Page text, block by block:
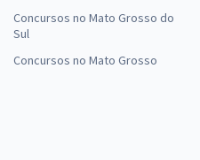
Concursos no Mato Grosso do
Sul
Concursos no Mato Grosso